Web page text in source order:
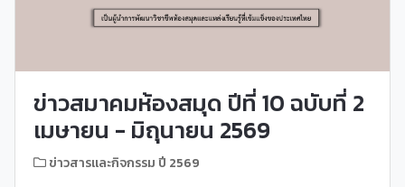
ข่าวสมาคมห้องสมุด ปีที่ 10 ฉบับที่ 2
เมษายน - มิถุนายน 2569
ข่าวสารและกิจกรรม ปี 2569